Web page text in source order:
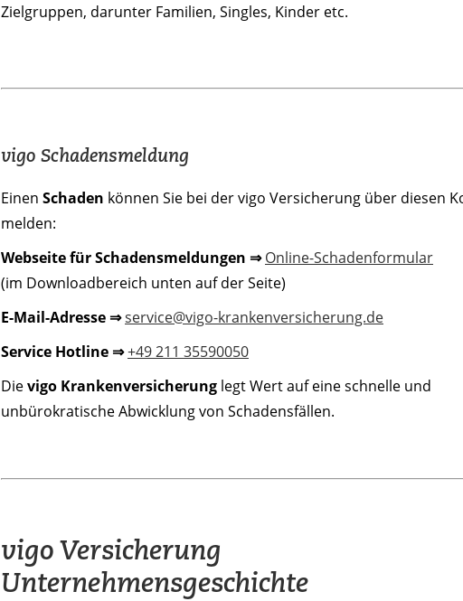
Zielgruppen, darunter Familien, Singles, Kinder etc.
vigo Schadensmeldung
Einen Schaden können Sie bei der vigo Versicherung über diesen
melden:
Webseite für Schadensmeldungen ⇒ Online-Schadenformular
(im Downloadbereich unten auf der Seite)
E-Mail-Adresse ⇒service@vigo-krankenversicherung.de
Service Hotline ⇒+49 211 35590050
Dievigo Krankenversicherung legt Wert auf eine schnelle und
unbürokratische Abwicklung von Schadensfällen.
vigo Versicherung
Unternehmensgeschichte